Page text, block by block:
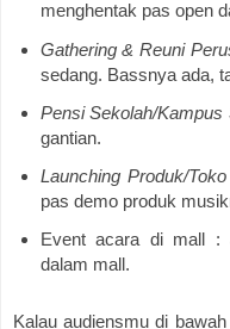
menghentak pas open
Gathering & Reuni
sedang. Bassnya ada,
Pensi Sekolah/Kampus
gantian.
Launching Produk/Toko
pas demo produk
Event acara di mall :
dalam mall.
Kalau audiensmu di